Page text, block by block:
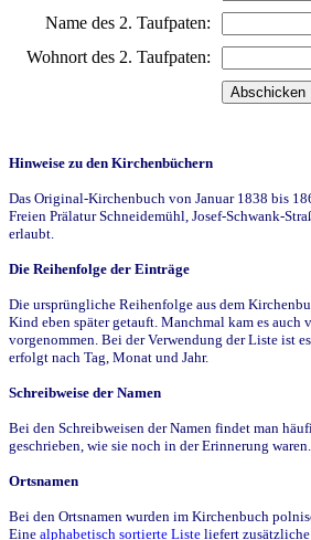
Name des 2. Taufpaten:
Wohnort des 2. Taufpaten:
Hinweise zu den Kirchenbüchern
Das Original-Kirchenbuch von Januar 1838 bis
Freien Prälatur Schneidemühl, Josef-Schwank-
erlaubt.
Die Reihenfolge der Einträge
Die ursprüngliche Reihenfolge aus dem
Kind eben später getauft. Manchmal kam es
vorgenommen. Bei der Verwendung der Liste ist
erfolgt nach Tag, Monat und Jahr.
Schreibweise der Namen
Bei den Schreibweisen der Namen findet man
geschrieben, wie sie noch in der Erinnerung
Ortsnamen
Bei den Ortsnamen wurden im Kirchenbuch
Eine alphabetisch sortierte Liste liefert